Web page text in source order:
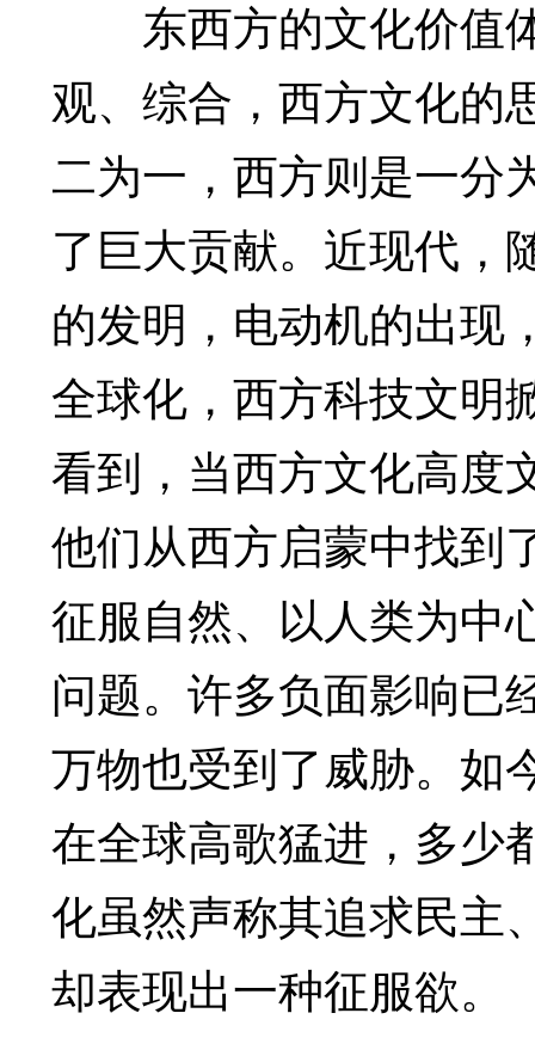
东西方的文化价值
观、综合，西方文化的
二为一，西方则是一分
了巨大贡献。近现代，
的发明，电动机的出现
全球化，西方科技文明
看到，当西方文化高度
他们从西方启蒙中找到
征服自然、以人类为中
问题。许多负面影响已
万物也受到了威胁。如
在全球高歌猛进，多少
化虽然声称其追求民主
却表现出一种征服欲。